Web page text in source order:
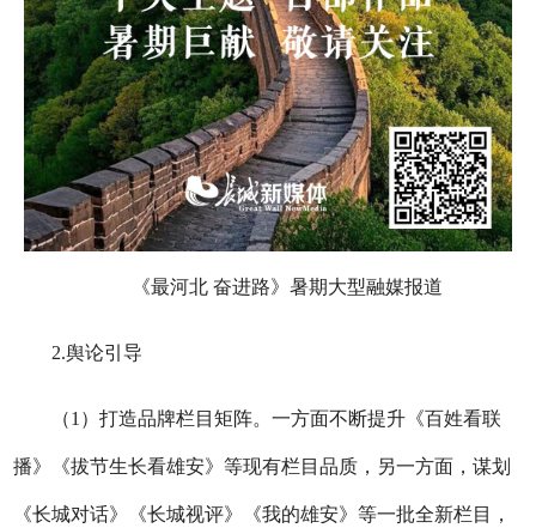
《最河北 奋进路》暑期大型融媒报道
2.舆论引导
（1）打造品牌栏目矩阵。一方面不断提升《百姓看联
播》《拔节生长看雄安》等现有栏目品质，另一方面，谋划
《长城对话》《长城视评》《我的雄安》等一批全新栏目，